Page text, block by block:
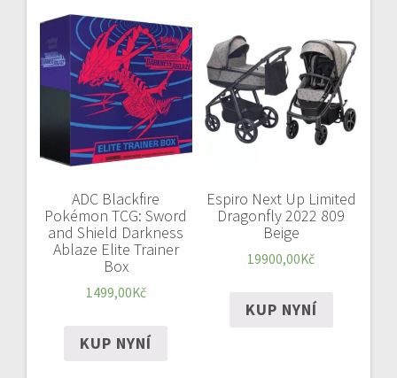
ADC Blackfire
Pokémon TCG: Sword
and Shield Darkness
Ablaze Elite Trainer
Box
1499,00Kč
KUP NYNÍ
Espiro Next Up Limited
Dragonfly 2022 809
Beige
19900,00Kč
KUP NYNÍ